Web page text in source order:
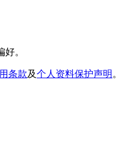
。
条款及个人资料保护声明 。